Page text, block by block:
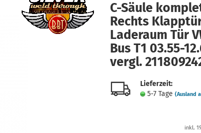
Konto erstellen
Passwort vergessen?
C-Säule
Rechts
Laderaum Tür
Bus T1 03.55-
vergl.
Lieferzeit:
5-7 Tage (Ausland
inkl.